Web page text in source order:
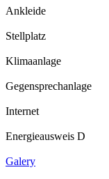
Ankleide
Stellplatz
Klimaanlage
Gegensprechanlage
Internet
Energieausweis D
Galery